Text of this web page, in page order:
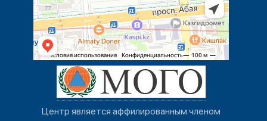
Центр является аффилированным членом